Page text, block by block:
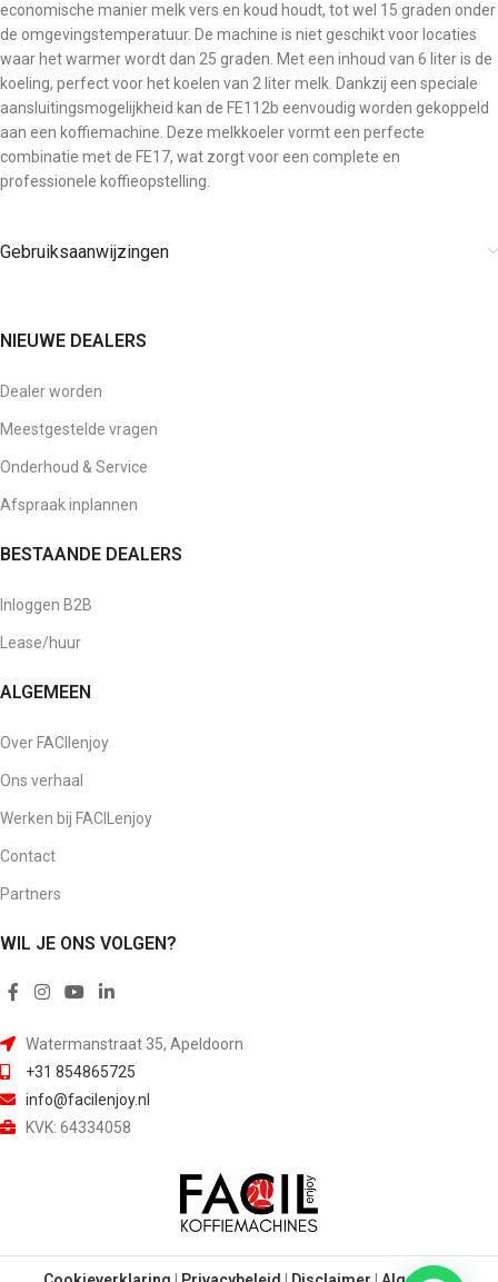
economische manier melk vers en koud houdt, tot wel 15 graden onder
de omgevingstemperatuur. De machine is niet geschikt voor locaties
waar het warmer wordt dan 25 graden. Met een inhoud van 6 liter is de
koeling, perfect voor het koelen van 2 liter melk. Dankzij een speciale
aansluitingsmogelijkheid kan de FE112b eenvoudig worden gekoppeld
aan een koffiemachine. Deze melkkoeler vormt een perfecte
combinatie met de FE17, wat zorgt voor een complete en
professionele koffieopstelling.
Gebruiksaanwijzingen
NIEUWE DEALERS
Dealer worden
Meestgestelde vragen
Onderhoud & Service
Afspraak inplannen
BESTAANDE DEALERS
Inloggen B2B
Lease/huur
ALGEMEEN
Over FACIlenjoy
Ons verhaal
Werken bij FACILenjoy
Contact
Partners
WIL JE ONS VOLGEN?
Watermanstraat 35, Apeldoorn
+31 854865725
info@facilenjoy.nl
KVK: 64334058